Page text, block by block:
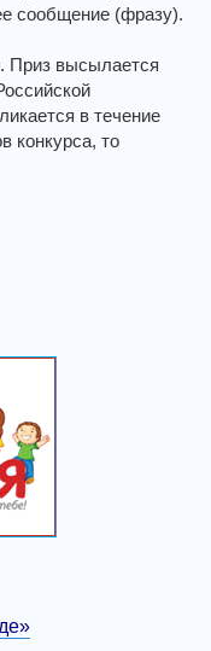
сообщение (фразу).
Приз высылается
в течение
конкурса, то